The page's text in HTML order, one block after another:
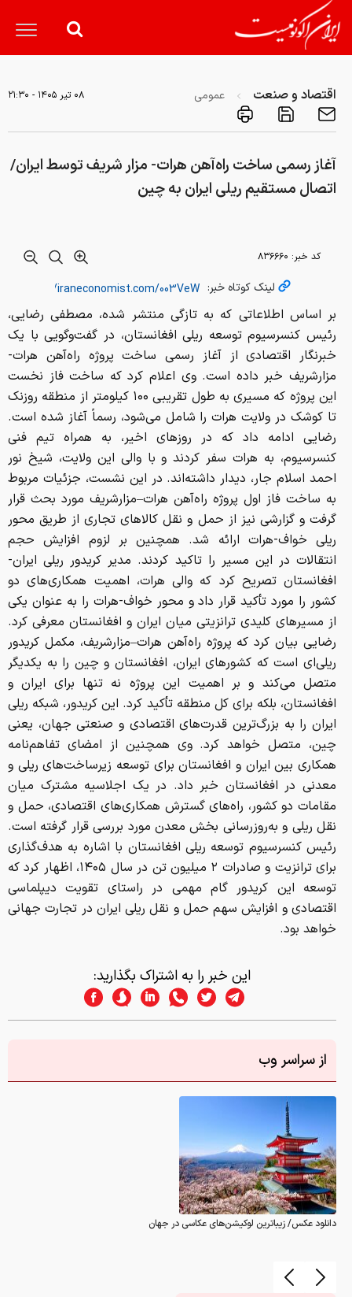
اقتصاد و صنعت عمومی ۰۸ تير ۱۴۰۵ - ۲۱:۳۰
آغاز رسمی ساخت راه‌آهن هرات- مزار شریف توسط ایران/
اتصال مستقیم ریلی ایران به چین
کد خبر: ۸۳۶۶۶۰
لینک کوتاه خبر:
بر اساس اطلاعاتی که به تازگی منتشر شده، مصطفی رضایی،
رئیس کنسرسیوم توسعه ریلی افغانستان، در گفت‌وگویی با یک
خبرنگار اقتصادی از آغاز رسمی ساخت پروژه راه‌آهن هرات-
مزارشریف خبر داده است. وی اعلام کرد که ساخت فاز نخست
این پروژه که مسیری به طول تقریبی ۱۰۰ کیلومتر از منطقه روزنک
تا کوشک در ولایت هرات را شامل می‌شود، رسماً آغاز شده است.
رضایی ادامه داد که در روزهای اخیر، به همراه تیم فنی
کنسرسیوم، به هرات سفر کردند و با والی این ولایت، شیخ نور
احمد اسلام جار، دیدار داشته‌اند. در این نشست، جزئیات مربوط
به ساخت فاز اول پروژه راه‌آهن هرات–مزارشریف مورد بحث قرار
گرفت و گزارشی نیز از حمل و نقل کالاهای تجاری از طریق محور
ریلی خواف-هرات ارائه شد. همچنین بر لزوم افزایش حجم
انتقالات در این مسیر را تاکید کردند. مدیر کریدور ریلی ایران-
افغانستان تصریح کرد که والی هرات، اهمیت همکاری‌های دو
کشور را مورد تأکید قرار داد و محور خواف-هرات را به عنوان یکی
از مسیرهای کلیدی ترانزیتی میان ایران و افغانستان معرفی کرد.
رضایی بیان کرد که پروژه راه‌آهن هرات–مزارشریف، مکمل کریدور
ریلی‌ای است که کشورهای ایران، افغانستان و چین را به یکدیگر
متصل می‌کند و بر اهمیت این پروژه نه تنها برای ایران و
افغانستان، بلکه برای کل منطقه تأکید کرد. این کریدور، شبکه ریلی
ایران را به بزرگ‌ترین قدرت‌های اقتصادی و صنعتی جهان، یعنی
چین، متصل خواهد کرد. وی همچنین از امضای تفاهم‌نامه
همکاری بین ایران و افغانستان برای توسعه زیرساخت‌های ریلی و
معدنی در افغانستان خبر داد. در یک اجلاسیه مشترک میان
مقامات دو کشور، راه‌های گسترش همکاری‌های اقتصادی، حمل و
نقل ریلی و به‌روزرسانی بخش معدن مورد بررسی قرار گرفته است.
رئیس کنسرسیوم توسعه ریلی افغانستان با اشاره به هدف‌گذاری
برای ترانزیت و صادرات ۲ میلیون تن در سال ۱۴۰۵، اظهار کرد که
توسعه این کریدور گام مهمی در راستای تقویت دیپلماسی
اقتصادی و افزایش سهم حمل و نقل ریلی ایران در تجارت جهانی
خواهد بود.
این خبر را به اشتراک بگذارید:
از سراسر وب
دانلود عکس/ زیباترین لوکیشن‌های عکاسی در جهان